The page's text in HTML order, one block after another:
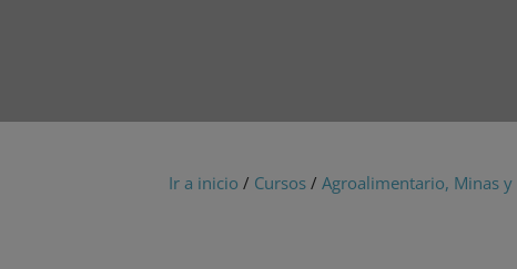
Ir a inicio / Cursos / Agroalimentario, Minas y